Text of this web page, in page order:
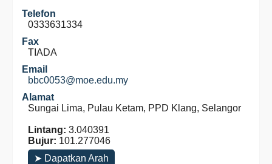
Telefon
0333631334
Fax
TIADA
Email
bbc0053@moe.edu.my
Alamat
Sungai Lima, Pulau Ketam, PPD Klang, Selangor
Lintang: 3.040391
Bujur: 101.277046
➤ Dapatkan Arah